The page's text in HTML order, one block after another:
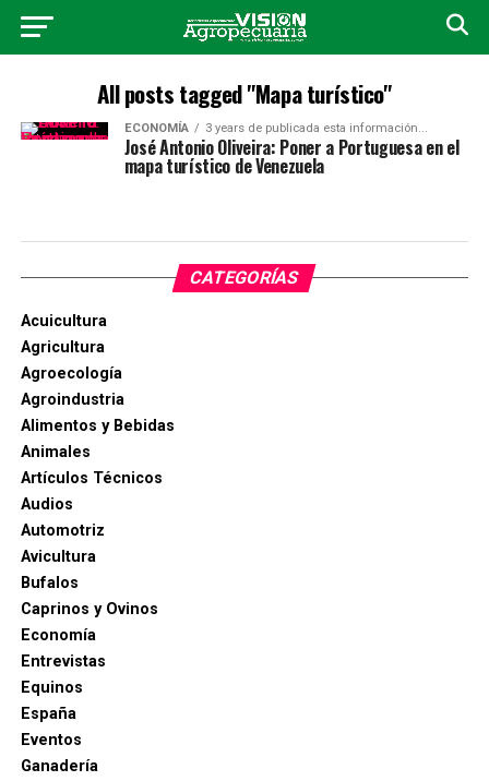
All posts tagged "Mapa turístico"
ECONOMÍA 3 years de publicada esta información...
José Antonio Oliveira: Poner a Portuguesa en el
mapa turístico de Venezuela
CATEGORÍAS
Acuicultura
Agricultura
Agroecología
Agroindustria
Alimentos y Bebidas
Animales
Artículos Técnicos
Audios
Automotriz
Avicultura
Bufalos
Caprinos y Ovinos
Economía
Entrevistas
Equinos
España
Eventos
Ganadería